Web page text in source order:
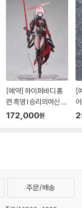
[예약] 하이퍼바디 홍
련 흑영 l 승리의여신 니
케
172,000원
[
주문/배송